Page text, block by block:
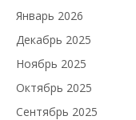
Январь 2026
Декабрь 2025
Ноябрь 2025
Октябрь 2025
Сентябрь 2025